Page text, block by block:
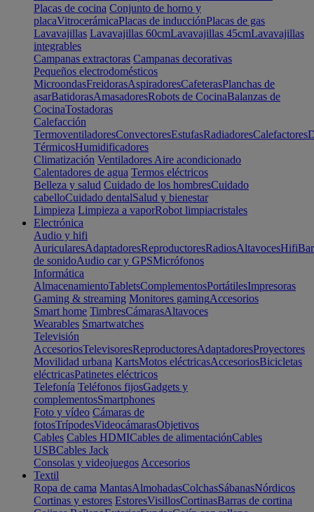
Placas de cocina Conjunto de horno y
placaVitrocerámicaPlacas de inducciónPlacas de gas
Lavavajillas Lavavajillas 60cmLavavajillas 45cmLavavajillas
integrables
Campanas extractoras Campanas decorativas
Pequeños electrodomésticos
MicroondasFreidorasAspiradoresCafeterasPlanchas de
asarBatidorasAmasadoresRobots de CocinaBalanzas de
CocinaTostadoras
Calefacción
TermoventiladoresConvectoresEstufasRadiadoresCalefactores
TérmicosHumidificadores
Climatización Ventiladores Aire acondicionado
Calentadores de agua Termos eléctricos
Belleza y salud Cuidado de los hombresCuidado
cabelloCuidado dentalSalud y bienestar
Limpieza Limpieza a vaporRobot limpiacristales
Electrónica
Audio y hifi
AuricularesAdaptadoresReproductoresRadiosAltavocesHifi
de sonidoAudio car y GPSMicrófonos
Informática
AlmacenamientoTabletsComplementosPortátilesImpresoras
Gaming & streaming Monitores gamingAccesorios
Smart home TimbresCámarasAltavoces
Wearables Smartwatches
Televisión
AccesoriosTelevisoresReproductoresAdaptadoresProyectores
Movilidad urbana KartsMotos eléctricasAccesoriosBicicletas
eléctricasPatinetes eléctricos
Telefonía Teléfonos fijosGadgets y
complementosSmartphones
Foto y vídeo Cámaras de
fotosTrípodesVideocámarasObjetivos
Cables Cables HDMICables de alimentaciónCables
USBCables Jack
Consolas y videojuegos Accesorios
Textil
Ropa de cama MantasAlmohadasColchasSábanasNórdicos
Cortinas y estores EstoresVisillosCortinasBarras de cortina